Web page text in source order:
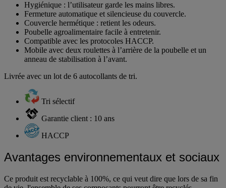
Hygiénique : l’utilisateur garde les mains libres.
Fermeture automatique et silencieuse du couvercle.
Couvercle hermétique : retient les odeurs.
Poubelle agroalimentaire facile à entretenir.
Compatible avec les protocoles HACCP.
Mobile avec deux roulettes à l’arrière de la poubelle et un
anneau de stabilisation à l’avant.
Livrée avec un lot de 6 autocollants de tri.
Tri sélectif
Garantie client : 10 ans
HACCP
Avantages environnementaux et sociaux
Ce produit est recyclable à 100%, ce qui veut dire que lors de sa fin